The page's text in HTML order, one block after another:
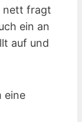
nett fragt
ein an
auf und
eine